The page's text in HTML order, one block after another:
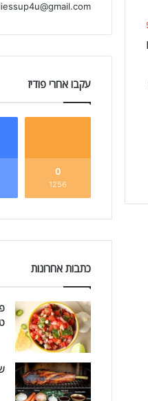
עקבו אחרי פודיז
0
1256
כתבות אחרונות